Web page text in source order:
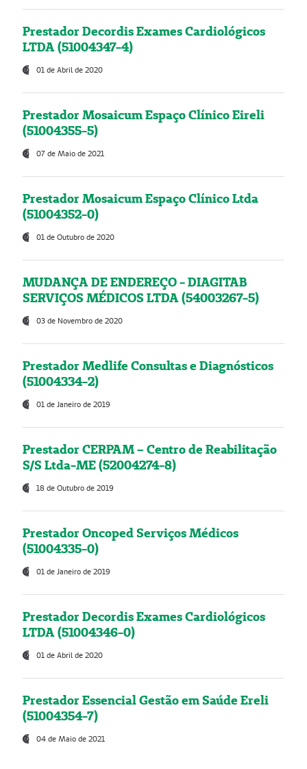
Prestador Decordis Exames Cardiológicos
LTDA (51004347-4)
01 de Abril de 2020
Prestador Mosaicum Espaço Clínico Eireli
(51004355-5)
07 de Maio de 2021
Prestador Mosaicum Espaço Clínico Ltda
(51004352-0)
01 de Outubro de 2020
MUDANÇA DE ENDEREÇO - DIAGITAB
SERVIÇOS MÉDICOS LTDA (54003267-5)
03 de Novembro de 2020
Prestador Medlife Consultas e Diagnósticos
(51004334-2)
01 de Janeiro de 2019
Prestador CERPAM – Centro de Reabilitação
S/S Ltda-ME (52004274-8)
18 de Outubro de 2019
Prestador Oncoped Serviços Médicos
(51004335-0)
01 de Janeiro de 2019
Prestador Decordis Exames Cardiológicos
LTDA (51004346-0)
01 de Abril de 2020
Prestador Essencial Gestão em Saúde Ereli
(51004354-7)
04 de Maio de 2021